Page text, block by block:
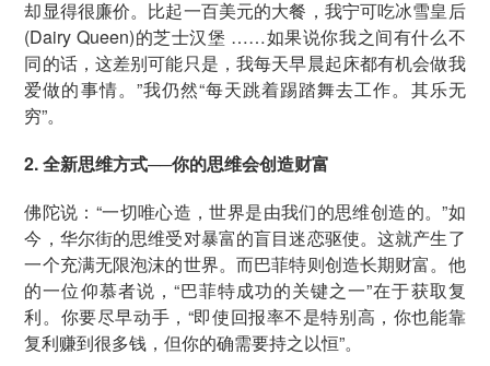
却显得很廉价。比起一百美元的大餐，我宁可吃冰雪皇后
(Dairy Queen)的芝士汉堡 ……如果说你我之间有什么不
同的话，这差别可能只是，我每天早晨起床都有机会做我
爱做的事情。”我仍然“每天跳着踢踏舞去工作。其乐无
穷”。
2. 全新思维方式──你的思维会创造财富
佛陀说：“一切唯心造，世界是由我们的思维创造的。”如
今，华尔街的思维受对暴富的盲目迷恋驱使。这就产生了
一个充满无限泡沫的世界。而巴菲特则创造长期财富。他
的一位仰慕者说，“巴菲特成功的关键之一”在于获取复
利。你要尽早动手，“即使回报率不是特别高，你也能靠
复利赚到很多钱，但你的确需要持之以恒”。